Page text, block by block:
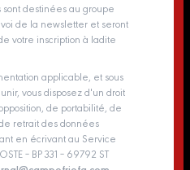
destinées au groupe
de la newsletter et seront
votre inscription à ladite
applicable, et sous
vous disposez d'un droit
de portabilité, de
retrait des données
en écrivant au Service
– BP 331 – 69792 ST